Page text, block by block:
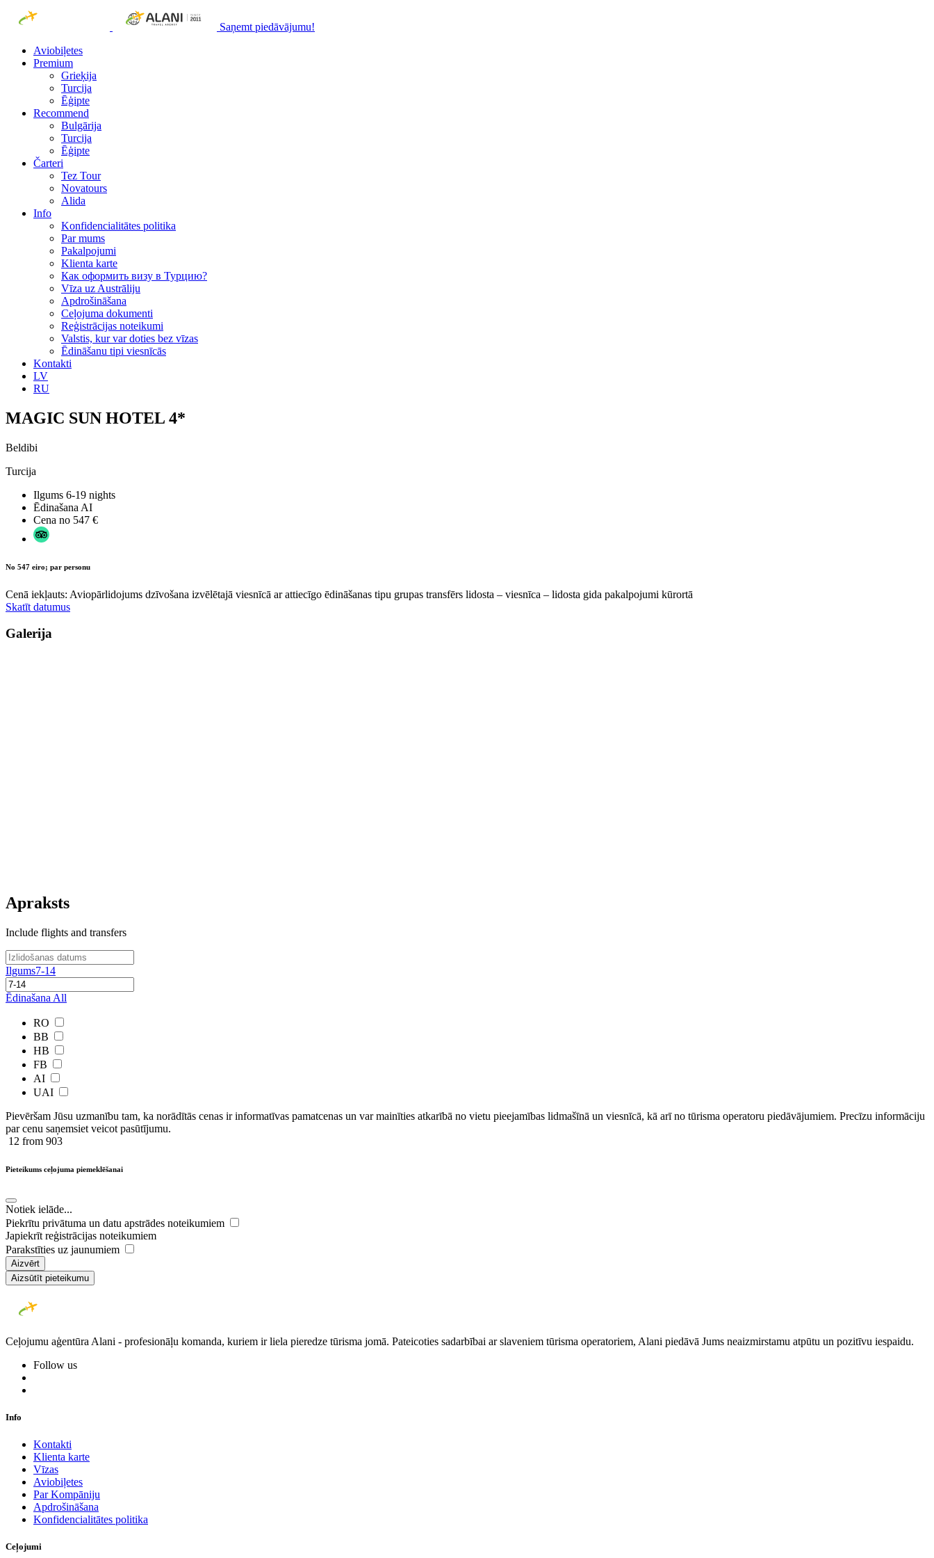
Saņemt piedāvājumu!
Aviobiļetes
Premium
Grieķija
Turcija
Ēģipte
Recommend
Bulgārija
Turcija
Ēģipte
Čarteri
Tez Tour
Novatours
Alida
Info
Konfidencialitātes politika
Par mums
Рakalpojumi
Klienta karte
Как оформить визу в Турцию?
Vīza uz Austrāliju
Apdrošināšana
Ceļojuma dokumenti
Reģistrācijas noteikumi
Valstis, kur var doties bez vīzas
Ēdināšanu tipi viesnīcās
Kontakti
LV
RU
MAGIC SUN HOTEL 4*
Beldibi
Turcija
Ilgums 6-19 nights
Ēdinašana AI
Cena no 547 €
No 547 eiro; par personu
Cenā iekļauts: Aviopārlidojums dzīvošana izvēlētajā viesnīcā ar attiecīgo ēdināšanas tipu grupas transfērs lidosta – viesnīca – lidosta gida pakalpojumi kūrortā
Skatīt datumus
Galerija
Apraksts
Include flights and transfers
Ilgums7-14
Ēdinašana All
RO
BB
HB
FB
AI
UAI
Pievēršam Jūsu uzmanību tam, ka norādītās cenas ir ​informatīvas ​pamatcenas un var mainīties atkarībā ​no ​vietu pieejamības lidmašīnā un viesnīcā, kā arī no tūrisma operatoru piedāvājumiem. Precīzu informāciju
par cenu saņemsiet veicot pasūtījumu.
12 from 903
Pieteikums ceļojuma piemeklēšanai
Notiek ielāde...
Piekrītu privātuma un datu apstrādes noteikumiem
Japiekrīt reģistrācijas noteikumiem
Parakstīties uz jaunumiem
Aizvērt
Aizsūtīt pieteikumu
Ceļojumu aģentūra Alani - profesionāļu komanda, kuriem ir liela pieredze tūrisma jomā. Pateicoties sadarbībai ar slaveniem tūrisma operatoriem, Alani piedāvā Jums neaizmirstamu atpūtu un pozitīvu iespaidu.
Follow us
Info
Kontakti
Klienta karte
Vīzas
Aviobiļetes
Par Kompāniju
Apdrošināšana
Konfidencialitātes politika
Ceļojumi